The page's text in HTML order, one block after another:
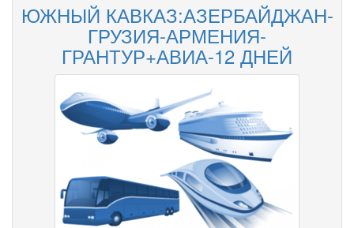
ЮЖНЫЙ КАВКАЗ:АЗЕРБАЙДЖАН-
ГРУЗИЯ-АРМЕНИЯ-
ГРАНТУР+АВИА-12 ДНЕЙ